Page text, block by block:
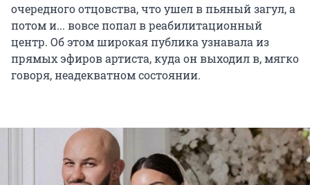
очередного отцовства, что ушел в пьяный загул, а
потом и... вовсе попал в реабилитационный
центр. Об этом широкая публика узнавала из
прямых эфиров артиста, куда он выходил в, мягко
говоря, неадекватном состоянии.